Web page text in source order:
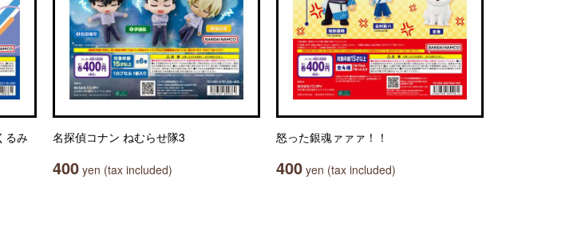
るみ
名探偵コナン ねむらせ隊3
400 yen (tax included)
怒った銀魂ァァァ！！
400 yen (tax included)